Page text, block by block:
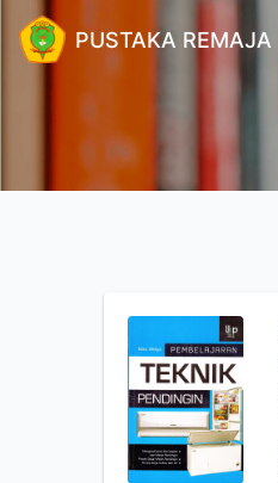
PUSTAKA REMAJA